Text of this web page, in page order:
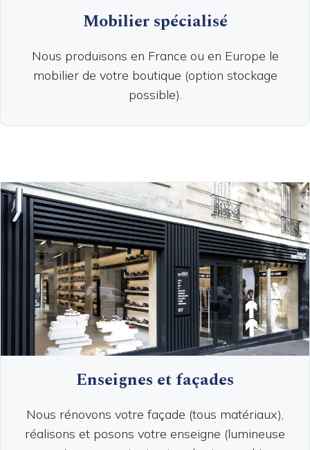
Mobilier spécialisé
Nous produisons en France ou en Europe le
mobilier de votre boutique (option stockage
possible).
Enseignes et façades
Nous rénovons votre façade (tous matériaux),
réalisons et posons votre enseigne (lumineuse